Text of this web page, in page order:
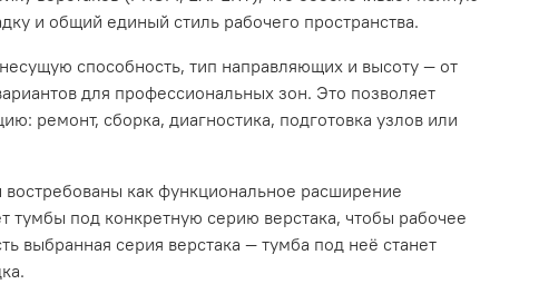
и общий единый стиль рабочего пространства.
способность, тип направляющих и высоту — от
для профессиональных зон. Это позволяет
ремонт, сборка, диагностика, подготовка узлов или
как функциональное расширение
тумбы под конкретную серию верстака, чтобы рабочее
выбранная серия верстака — тумба под неё станет